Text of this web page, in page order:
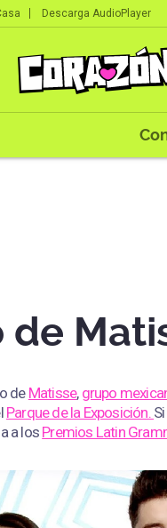
Descarga AudioPlayer
de
de Matisse, grupo
Parque de la Exposición.
a los Premios Latin